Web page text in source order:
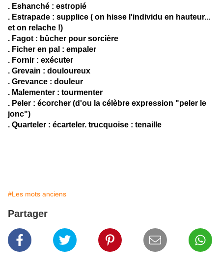
. Eshanché : estropié
. Estrapade : supplice ( on hisse l'individu en hauteur...
et on relache !)
. Fagot : bûcher pour sorcière
. Ficher en pal : empaler
. Fornir : exécuter
. Grevain : douloureux
. Grevance : douleur
. Malementer : tourmenter
. Peler : écorcher (d'ou la célèbre expression "peler le
jonc")
. Quarteler : écarteler. trucquoise : tenaille
#Les mots anciens
Partager